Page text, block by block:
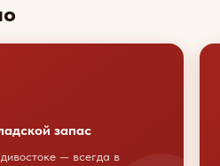
запас
— всегда в